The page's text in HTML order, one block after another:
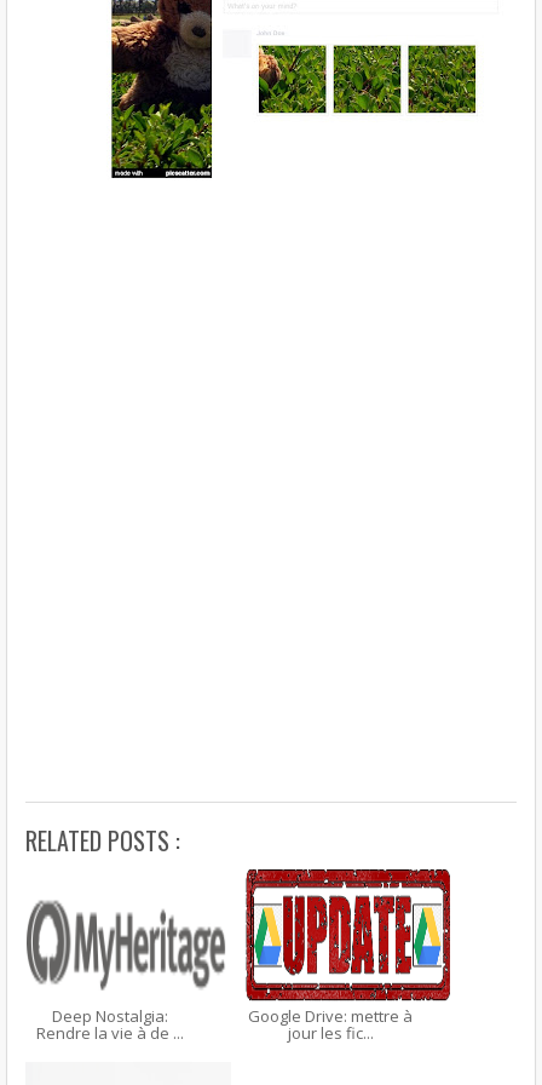
RELATED POSTS :
Deep Nostalgia:
Rendre la vie à de ...
Google Drive: mettre à
jour les fic...